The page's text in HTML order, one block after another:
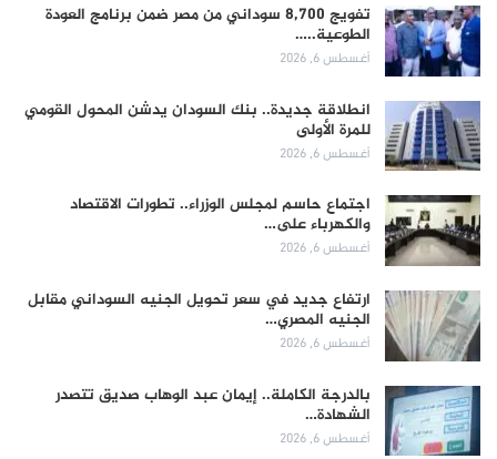
تفويج 8,700 سوداني من مصر ضمن برنامج العودة
الطوعية..…
أغسطس 6, 2026
انطلاقة جديدة.. بنك السودان يدشن المحول القومي
للمرة الأولى
أغسطس 6, 2026
اجتماع حاسم لمجلس الوزراء.. تطورات الاقتصاد
والكهرباء على…
أغسطس 6, 2026
ارتفاع جديد في سعر تحويل الجنيه السوداني مقابل
الجنيه المصري…
أغسطس 6, 2026
بالدرجة الكاملة.. إيمان عبد الوهاب صديق تتصدر
الشهادة…
أغسطس 6, 2026